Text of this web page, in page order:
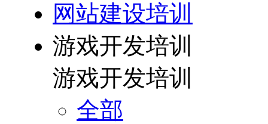
网站建设培训
游戏开发培训
游戏开发培训
全部